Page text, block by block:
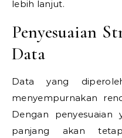
lebih lanjut.
Penyesuaian
Data
Data yang
menyempurnakan
Dengan penyesuaian
panjang akan